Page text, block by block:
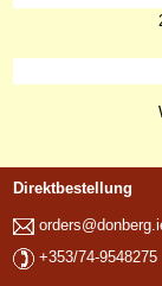
Direktbestellung
+353/74-9548275